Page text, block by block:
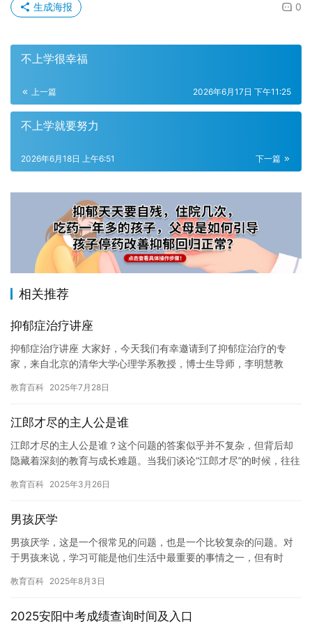
0
生成海报
不上学很幸福
上一篇 2026年6月17日 下午11:25
不上学就要努力
下一篇
2026年6月18日 上午6:51
相关推荐
抑郁症治疗讲座
抑郁症治疗讲座 大家好，今天我们有幸邀请到了抑郁症治疗的专
家，来自北京的清华大学心理学系教授，博士生导师，李明慧教
症，掌握…
教育百科 2025年7月28日
江郎才尽的主人公是谁
江郎才尽的主人公是谁？这个问题的答案似乎并不复杂，但背后却
隐藏着深刻的教育与成长难题。当我们谈论“江郎才尽”的时候，往往
去…
教育百科 2025年3月26日
男孩厌学
男孩厌学，这是一个很常见的问题，也是一个比较复杂的问题。对
于男孩来说，学习可能是他们生活中最重要的事情之一，但有时
况对于男…
教育百科 2025年8月3日
2025安阳中考成绩查询时间及入口